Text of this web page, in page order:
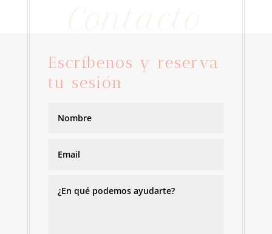
Contacto
Escríbenos y reserva
tu sesión